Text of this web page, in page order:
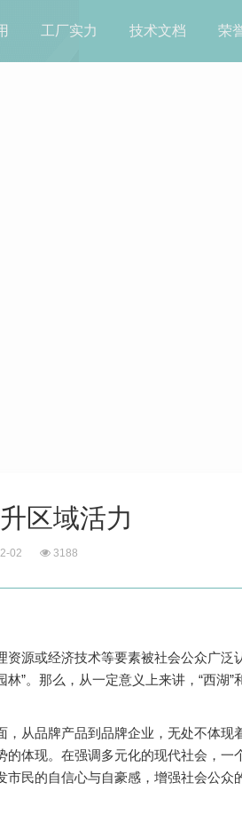
工厂实力 技术文档 荣
区域活力
02 3188
源或经济技术等要素被社会公众广泛
”。那么，从一定意义上来讲，“西湖”
品牌产品到品牌企业，无处不体现
体现。在强调多元化的现代社会，一
民的自信心与自豪感，增强社会公众